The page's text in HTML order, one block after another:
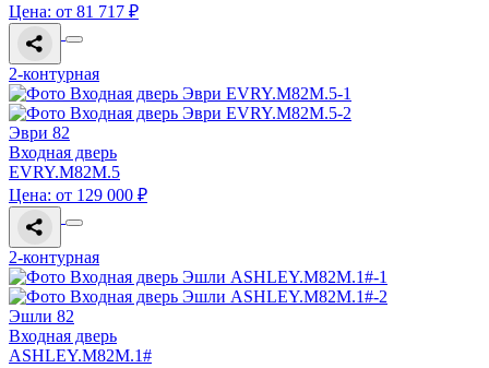
Цена: от 81 717 ₽
2-контурная
Эври 82
Входная дверь
EVRY.M82M.5
Цена: от 129 000 ₽
2-контурная
Эшли 82
Входная дверь
ASHLEY.M82M.1#